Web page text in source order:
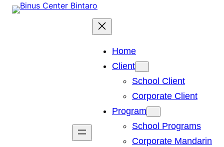
Skip
Home
Client
School Client
Corporate Client
Program
School Programs
Corporate Mandarin